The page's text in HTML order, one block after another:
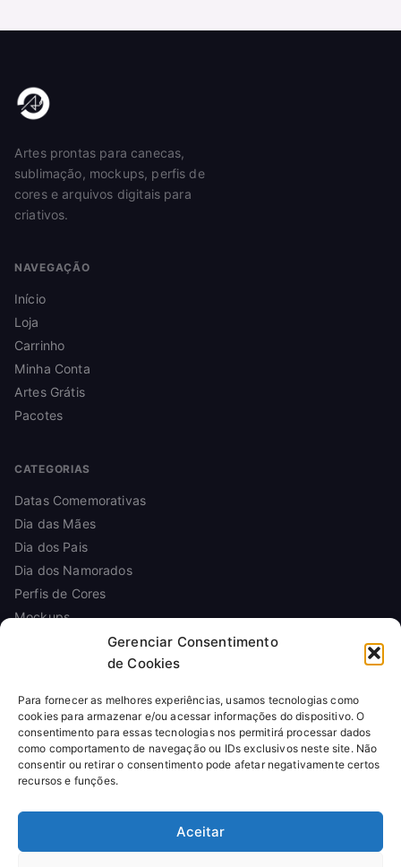
Gerenciar Consentimento
de Cookies
Para fornecer as melhores experiências, usamos tecnologias como
cookies para armazenar e/ou acessar informações do dispositivo. O
consentimento para essas tecnologias nos permitirá processar dados
como comportamento de navegação ou IDs exclusivos neste site. Não
consentir ou retirar o consentimento pode afetar negativamente certos
recursos e funções.
Aceitar
Artes prontas para canecas,
sublimação, mockups, perfis de
cores e arquivos digitais para
criativos.
NAVEGAÇÃO
Início
Loja
Carrinho
Minha Conta
Artes Grátis
Pacotes
CATEGORIAS
Datas Comemorativas
Dia das Mães
Dia dos Pais
Dia dos Namorados
Perfis de Cores
Mockups
Sobre
Contato
Política de Privacidade
Política de Cookies
Licença de Uso